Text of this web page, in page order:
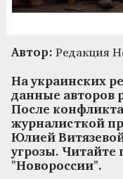
Автор: Редакция
На украинских
данные авторов
После
журналисткой
Юлией
угрозы. Читайте
"Новороссии".